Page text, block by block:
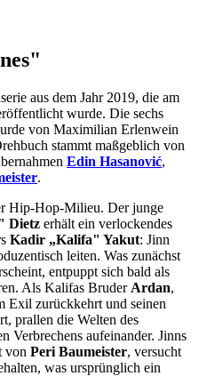
aus dem Jahr 2019, die am
wurde. Die sechs
von Maximilian Erlenwein
stammt maßgeblich von
Edin Hasanović,
.
Hip-Hop-Milieu. Der junge
Dietz erhält ein verlockendes
Kadir „Kalifa" Yakut: Jinn
leiten. Was zunächst
entpuppt sich bald als
Als Kalifas Bruder Ardan,
Exil zurückkehrt und seinen
prallen die Welten des
Verbrechens aufeinander. Jinns
von Peri Baumeister, versucht
was ursprünglich ein